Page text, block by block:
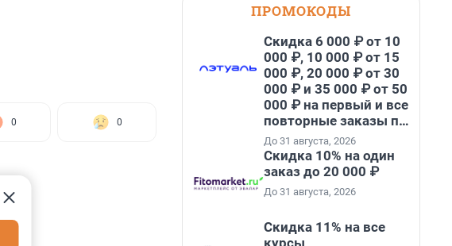
0 0
ПРОМОКОДЫ
Скидка 6 000 ₽ от 10
000 ₽, 10 000 ₽ от 15
000 ₽, 20 000 ₽ от 30
000 ₽ и 35 000 ₽ от 50
000 ₽ на первый и все
повторные заказы по
промокоду НАБЕРИ
До 31 августа, 2026
Скидка 10% на один
заказ до 20 000 ₽
До 31 августа, 2026
Скидка 11% на все
курсы